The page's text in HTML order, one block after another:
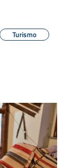
Turismo